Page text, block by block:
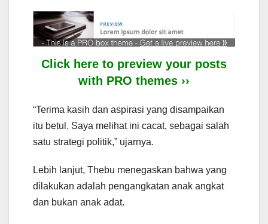
Click here to preview your posts
with PRO themes ››
“Terima kasih dan aspirasi yang disampaikan
itu betul. Saya melihat ini cacat, sebagai salah
satu strategi politik,” ujarnya.
Lebih lanjut, Thebu menegaskan bahwa yang
dilakukan adalah pengangkatan anak angkat
dan bukan anak adat.